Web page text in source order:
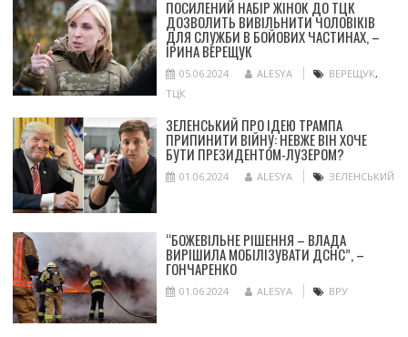
ПОСИЛЕНИЙ НАБІР ЖІНОК ДО ТЦК
ДОЗВОЛИТЬ ВИВІЛЬНИТИ ЧОЛОВІКІВ
ДЛЯ СЛУЖБИ В БОЙОВИХ ЧАСТИНАХ, –
ІРИНА ВЕРЕЩУК
05.06.2024 ALESYA ВЕРЕЩУК,
ТЦК
ЗЕЛЕНСЬКИЙ ПРО ІДЕЮ ТРАМПА
ПРИПИНИТИ ВІЙНУ: НЕВЖЕ ВІН ХОЧЕ
БУТИ ПРЕЗИДЕНТОМ-ЛУЗЕРОМ?
01.06.2024 ALESYA ЗЕЛЕНСЬКИЙ
“БОЖЕВІЛЬНЕ РІШЕННЯ – ВЛАДА
ВИРІШИЛА МОБІЛІЗУВАТИ ДСНС”, –
ГОНЧАРЕНКО
01.06.2024 ALESYA ВРУ